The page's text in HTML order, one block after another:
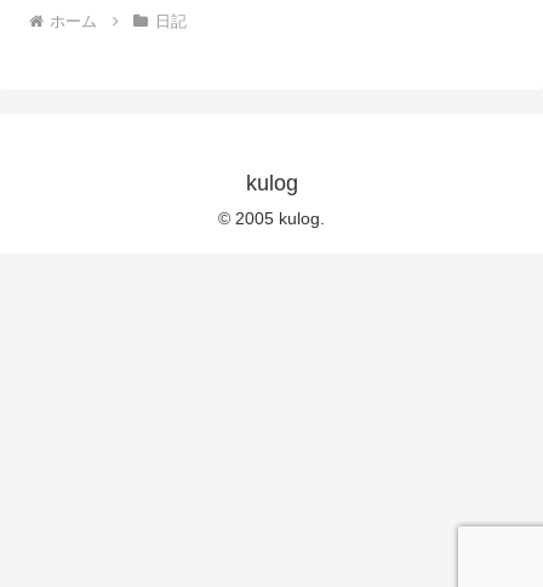
ホーム 日記
kulog
© 2005 kulog.